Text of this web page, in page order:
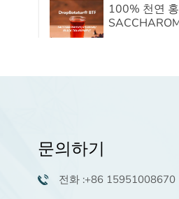
100% 천연
팔미토일펜타
드-4 생리활성
문의하기
전화 :+86 15951008670